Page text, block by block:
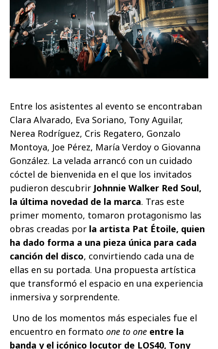
Entre los asistentes al evento se encontraban
Clara Alvarado, Eva Soriano, Tony Aguilar,
Nerea Rodríguez, Cris Regatero, Gonzalo
Montoya, Joe Pérez, María Verdoy o Giovanna
González. La velada arrancó con un cuidado
cóctel de bienvenida en el que los invitados
pudieron descubrir Johnnie Walker Red Soul,
la última novedad de la marca. Tras este
primer momento, tomaron protagonismo las
obras creadas por la artista Pat Étoile, quien
ha dado forma a una pieza única para cada
canción del disco, convirtiendo cada una de
ellas en su portada. Una propuesta artística
que transformó el espacio en una experiencia
inmersiva y sorprendente.
Uno de los momentos más especiales fue el
encuentro en formato one to one entre la
banda y el icónico locutor de LOS40, Tony